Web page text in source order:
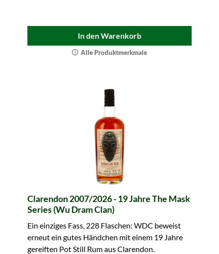
In den Warenkorb
Alle Produktmerkmale
Clarendon 2007/2026 - 19 Jahre The Mask
Series (Wu Dram Clan)
Ein einziges Fass, 228 Flaschen: WDC beweist
erneut ein gutes Händchen mit einem 19 Jahre
gereiften Pot Still Rum aus Clarendon.